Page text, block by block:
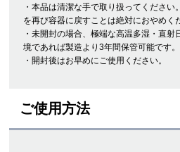
・本品は清潔な手で取り扱ってくださ
を再び容器に戻すことは絶対におやめく
・未開封の場合、極端な高温多湿・直
境であれば製造より3年間保管可能です。
・開封後はお早めにご使用ください。
ご使用方法